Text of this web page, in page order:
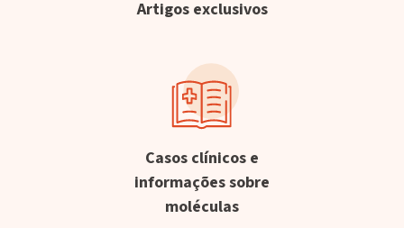
Artigos exclusivos
Casos clínicos e
informações sobre
moléculas